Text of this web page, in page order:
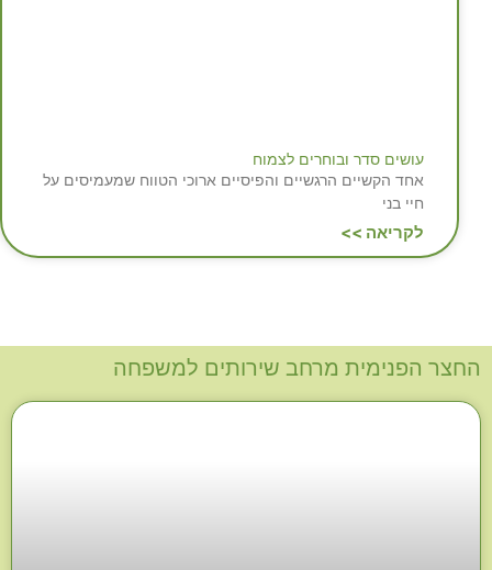
עושים סדר ובוחרים לצמוח
אחד הקשיים הרגשיים והפיסיים ארוכי הטווח שמעמיסים על
חיי בני
לקריאה >>
החצר הפנימית מרחב שירותים למשפחה